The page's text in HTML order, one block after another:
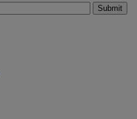
Submit